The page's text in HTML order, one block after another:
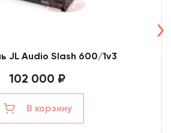
JL Audio Slash 600/1v3
102 000 ₽
В корзину